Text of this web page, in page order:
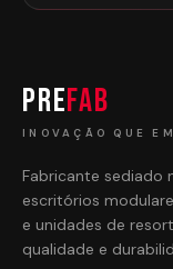
PREFAB
INOVAÇÃO QUE
Fabricante sediado
escritórios
e unidades de
qualidade e